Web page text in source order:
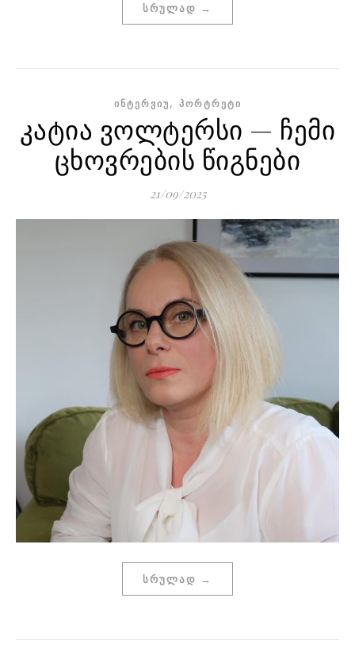
ᲡᲠᲣᲚᲐᲓ →
ᲘᲜᲢᲔᲠᲕᲘᲣ, ᲞᲝᲠᲢᲠᲔᲢᲘ
კატია ვოლტერსი — ჩემი
ცხოვრების წიგნები
21/09/2025
ᲡᲠᲣᲚᲐᲓ →